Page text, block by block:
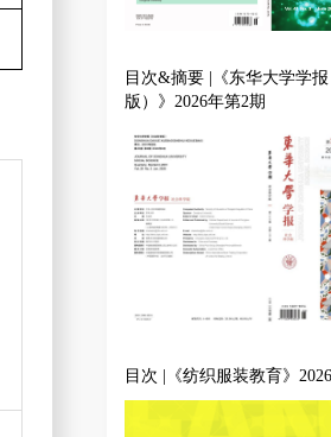
目次&摘要 |《东华大学学
版）》2026年第2期
目次 |《纺织服装教育》